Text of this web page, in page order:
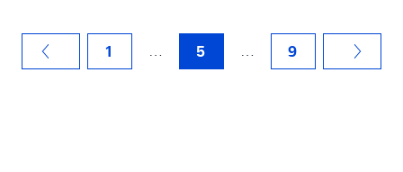
1 … 5 … 9